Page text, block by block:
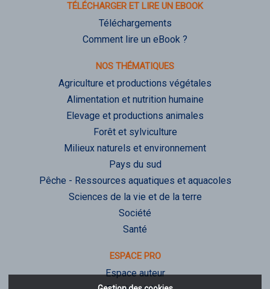
TÉLÉCHARGER ET LIRE UN EBOOK
Téléchargements
Comment lire un eBook ?
NOS THÉMATIQUES
Agriculture et productions végétales
Alimentation et nutrition humaine
Elevage et productions animales
Forêt et sylviculture
Milieux naturels et environnement
Pays du sud
Pêche - Ressources aquatiques et aquacoles
Sciences de la vie et de la terre
Société
Santé
ESPACE PRO
Espace auteur